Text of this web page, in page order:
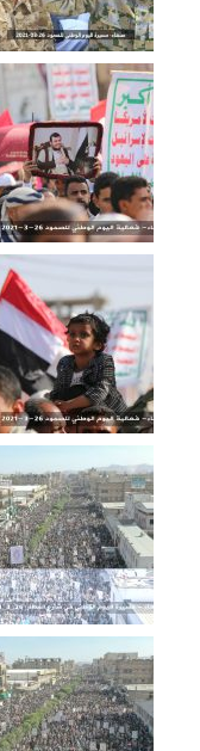
وقدوم
1443هـ
طريق
الجوف
الوطني
مأرب –
الوطني
عسير –